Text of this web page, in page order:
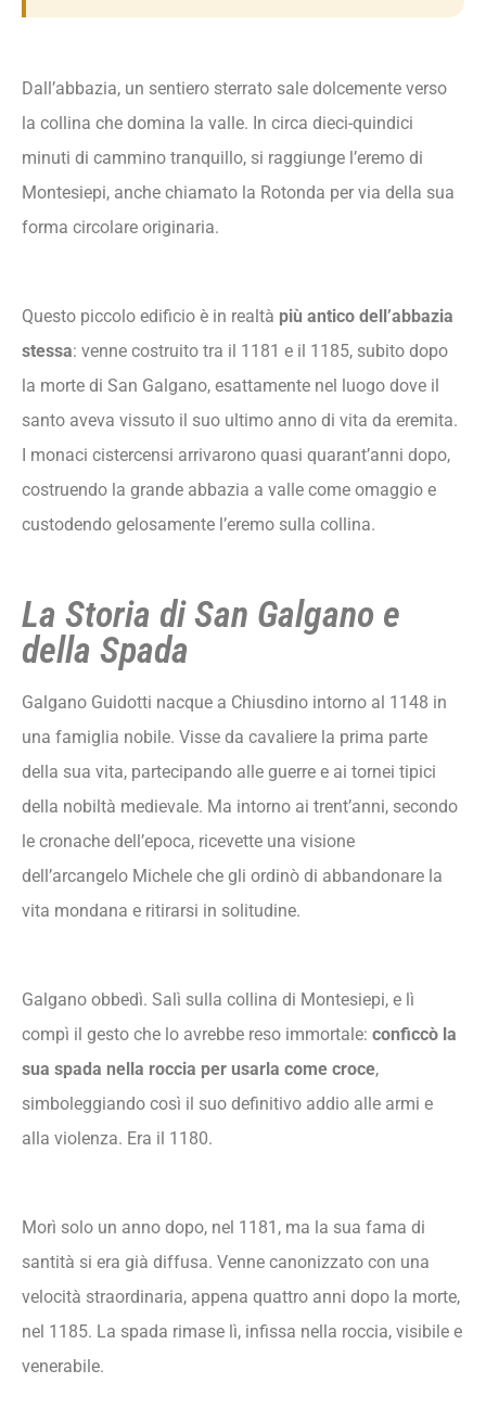
Dall’abbazia, un sentiero sterrato sale dolcemente verso
la collina che domina la valle. In circa dieci-quindici
minuti di cammino tranquillo, si raggiunge l’eremo di
Montesiepi, anche chiamato la Rotonda per via della sua
forma circolare originaria.
Questo piccolo edificio è in realtà più antico dell’abbazia
stessa: venne costruito tra il 1181 e il 1185, subito dopo
la morte di San Galgano, esattamente nel luogo dove il
santo aveva vissuto il suo ultimo anno di vita da eremita.
I monaci cistercensi arrivarono quasi quarant’anni dopo,
costruendo la grande abbazia a valle come omaggio e
custodendo gelosamente l’eremo sulla collina.
La Storia di San Galgano e
della Spada
Galgano Guidotti nacque a Chiusdino intorno al 1148 in
una famiglia nobile. Visse da cavaliere la prima parte
della sua vita, partecipando alle guerre e ai tornei tipici
della nobiltà medievale. Ma intorno ai trent’anni, secondo
le cronache dell’epoca, ricevette una visione
dell’arcangelo Michele che gli ordinò di abbandonare la
vita mondana e ritirarsi in solitudine.
Galgano obbedì. Salì sulla collina di Montesiepi, e lì
compì il gesto che lo avrebbe reso immortale: conficcò la
sua spada nella roccia per usarla come croce,
simboleggiando così il suo definitivo addio alle armi e
alla violenza. Era il 1180.
Morì solo un anno dopo, nel 1181, ma la sua fama di
santità si era già diffusa. Venne canonizzato con una
velocità straordinaria, appena quattro anni dopo la morte,
nel 1185. La spada rimase lì, infissa nella roccia, visibile e
venerabile.